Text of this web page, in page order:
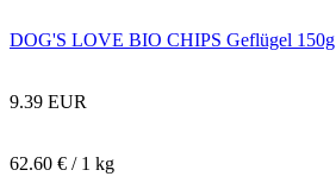
DOG'S LOVE BIO CHIPS Geflügel 150g
9.39 EUR
62.60 € / 1 kg